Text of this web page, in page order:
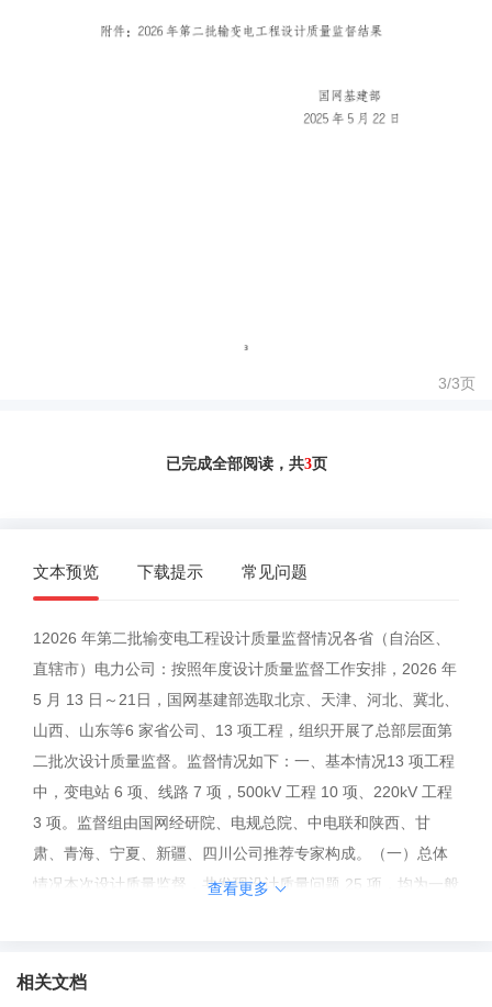
3/3页
已完成全部阅读，共3页
文本预览 下载提示 常见问题
12026 年第二批输变电工程设计质量监督情况各省（自治区、
直辖市）电力公司：按照年度设计质量监督工作安排，2026 年
5 月 13 日～21日，国网基建部选取北京、天津、河北、冀北、
山西、山东等6 家省公司、13 项工程，组织开展了总部层面第
二批次设计质量监督。监督情况如下：一、基本情况13 项工程
中，变电站 6 项、线路 7 项，500kV 工程 10 项、220kV 工程
3 项。监督组由国网经研院、电规总院、中电联和陕西、甘
肃、青海、宁夏、新疆、四川公司推荐专家构成。（一）总体
情况本次设计质量监督，共发现设计质量问题 25 项，均为一般
问题 4 项；共发现设计管理问题 10 项，其中设计质量评价问
查看更多
相关文档